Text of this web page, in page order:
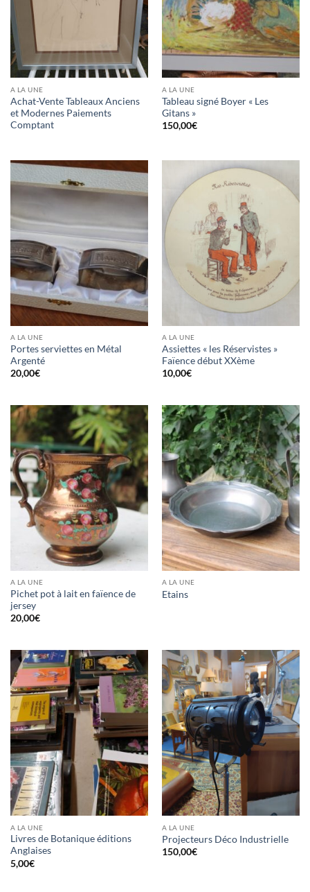
A LA UNE
Achat-Vente Tableaux Anciens
et Modernes Paiements
Comptant
A LA UNE
Tableau signé Boyer « Les
Gitans »
150,00€
A LA UNE
Portes serviettes en Métal
Argenté
20,00€
A LA UNE
Assiettes « les Réservistes »
Faïence début XXème
10,00€
A LA UNE
Pichet pot à lait en faïence de
jersey
20,00€
A LA UNE
Etains
A LA UNE
Livres de Botanique éditions
Anglaises
5,00€
A LA UNE
Projecteurs Déco Industrielle
150,00€